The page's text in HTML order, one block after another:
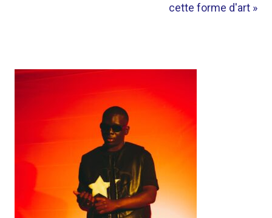
cette forme d'art »